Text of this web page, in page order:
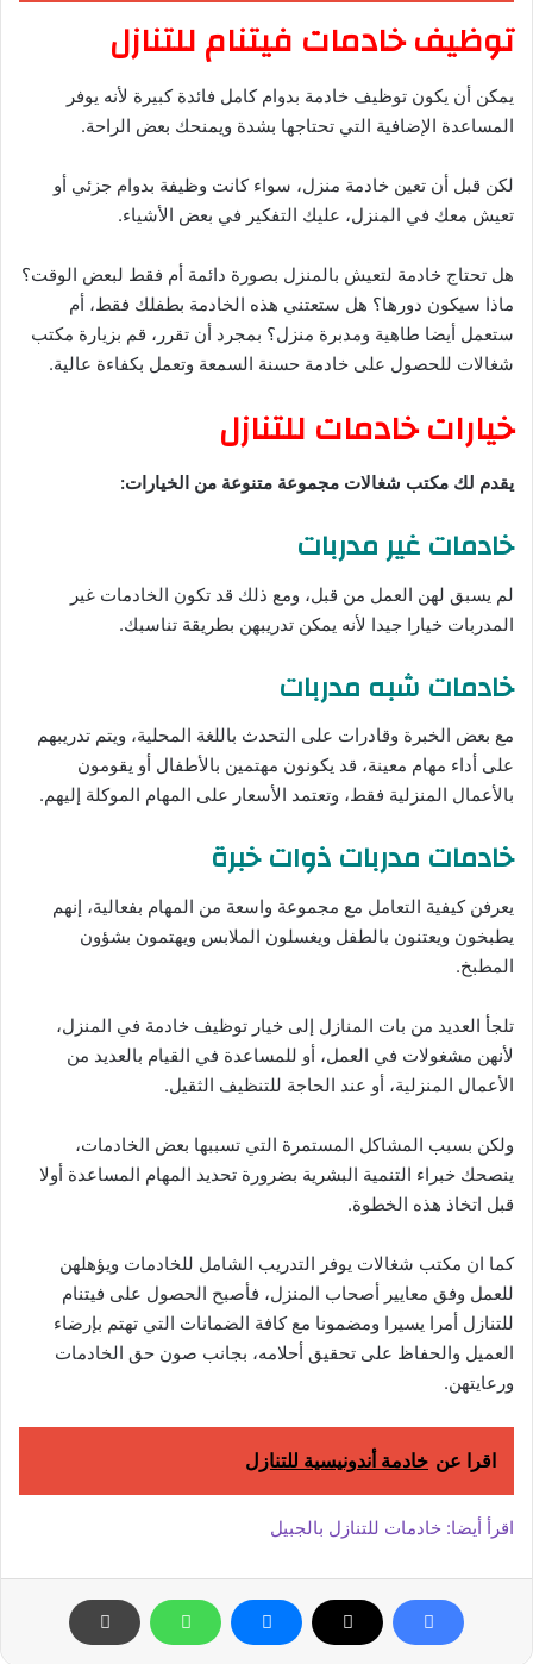
توظيف خادمات فيتنام للتنازل
يمكن أن يكون توظيف خادمة بدوام كامل فائدة كبيرة لأنه يوفر
المساعدة الإضافية التي تحتاجها بشدة ويمنحك بعض الراحة.
لكن قبل أن تعين خادمة منزل، سواء كانت وظيفة بدوام جزئي أو
تعيش معك في المنزل، عليك التفكير في بعض الأشياء.
هل تحتاج خادمة لتعيش بالمنزل بصورة دائمة أم فقط لبعض الوقت؟
ماذا سيكون دورها؟ هل ستعتني هذه الخادمة بطفلك فقط، أم
ستعمل أيضا طاهية ومدبرة منزل؟ بمجرد أن تقرر، قم بزيارة مكتب
شغالات للحصول على خادمة حسنة السمعة وتعمل بكفاءة عالية.
خيارات خادمات للتنازل
يقدم لك مكتب شغالات مجموعة متنوعة من الخيارات:
خادمات غير مدربات
لم يسبق لهن العمل من قبل، ومع ذلك قد تكون الخادمات غير
المدربات خيارا جيدا لأنه يمكن تدريبهن بطريقة تناسبك.
خادمات شبه مدربات
مع بعض الخبرة وقادرات على التحدث باللغة المحلية، ويتم تدريبهم
على أداء مهام معينة، قد يكونون مهتمين بالأطفال أو يقومون
بالأعمال المنزلية فقط، وتعتمد الأسعار على المهام الموكلة إليهم.
خادمات مدربات ذوات خبرة
يعرفن كيفية التعامل مع مجموعة واسعة من المهام بفعالية، إنهم
يطبخون ويعتنون بالطفل ويغسلون الملابس ويهتمون بشؤون
المطبخ.
تلجأ العديد من بات المنازل إلى خيار توظيف خادمة في المنزل،
لأنهن مشغولات في العمل، أو للمساعدة في القيام بالعديد من
الأعمال المنزلية، أو عند الحاجة للتنظيف الثقيل.
ولكن بسبب المشاكل المستمرة التي تسببها بعض الخادمات،
ينصحك خبراء التنمية البشرية بضرورة تحديد المهام المساعدة أولا
قبل اتخاذ هذه الخطوة.
كما ان مكتب شغالات يوفر التدريب الشامل للخادمات ويؤهلهن
للعمل وفق معايير أصحاب المنزل، فأصبح الحصول على فيتنام
للتنازل أمرا يسيرا ومضمونا مع كافة الضمانات التي تهتم بإرضاء
العميل والحفاظ على تحقيق أحلامه، بجانب صون حق الخادمات
ورعايتهن.
اقرا عن خادمة أندونيسية للتنازل
اقرأ أيضا: خادمات للتنازل بالجبيل